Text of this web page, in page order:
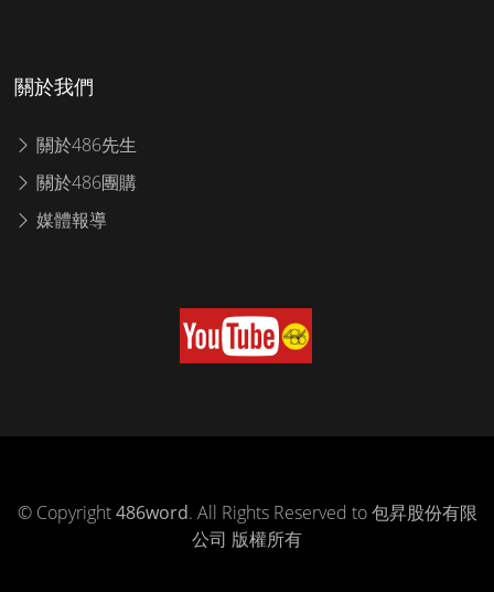
關於我們
關於486先生
關於486團購
媒體報導
© Copyright486word. All Rights Reserved to 包昇股份有限
公司 版權所有